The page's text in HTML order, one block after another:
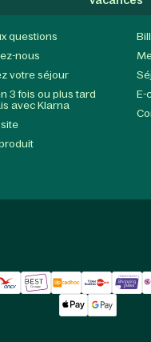
questions
nous
votre séjour
3 fois ou plus tard
avec Klarna
E-